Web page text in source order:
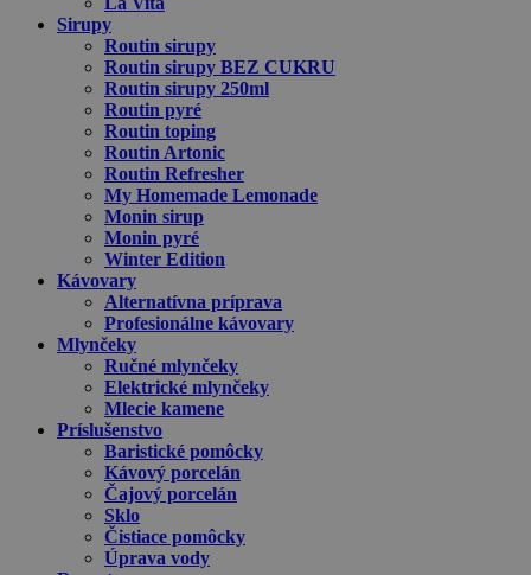
Sirupy
Routin sirupy
Routin sirupy BEZ CUKRU
Routin sirupy 250ml
Routin pyré
Routin toping
Routin Artonic
Routin Refresher
My Homemade Lemonade
Monin sirup
Monin pyré
Winter Edition
Kávovary
Alternatívna príprava
Profesionálne kávovary
Mlynčeky
Ručné mlynčeky
Elektrické mlynčeky
Mlecie kamene
Príslušenstvo
Baristické pomôcky
Kávový porcelán
Čajový porcelán
Sklo
Čistiace pomôcky
Úprava vody